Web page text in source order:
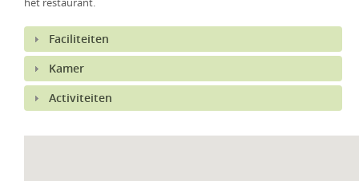
Faciliteiten
Kamer
Activiteiten